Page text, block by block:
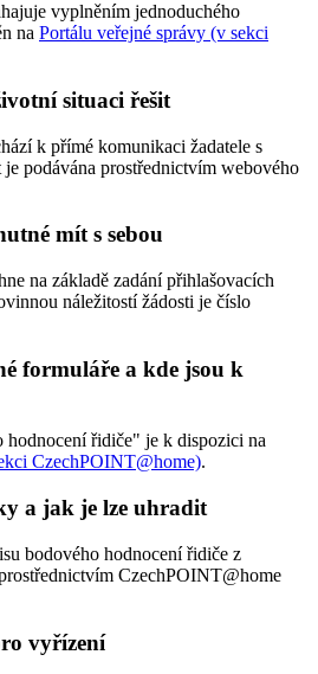
vyplněním jednoduchého
na Portálu veřejné správy (v sekci
situaci řešit
k přímé komunikaci žadatele s
podávána prostřednictvím webového
mít s sebou
na základě zadání přihlašovacích
náležitostí žádosti je číslo
formuláře a kde jsou k
řidiče" je k dispozici na
CzechPOINT@home).
a jak je lze uhradit
bodového hodnocení řidiče z
CzechPOINT@home
vyřízení